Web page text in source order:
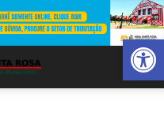
Abrir